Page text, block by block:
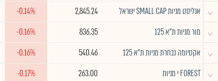
^ אנליסט מניות SMALL CAP ישראל 2,845.24
-0.14%
^ מור מניות ת"א 125 836.35
-0.16%
^ אקסיומה נבחרת מניות ת"א 125 540.46
-0.16%
^ FOREST י מניות 263.00
-0.17%